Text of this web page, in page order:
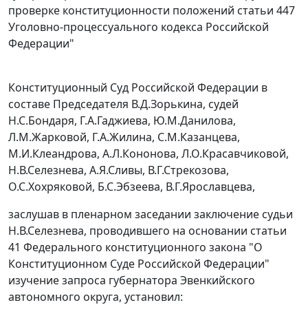
проверке конституционности положений статьи 447
Уголовно-процессуального кодекса Российской
Федерации"
Конституционный Суд Российской Федерации в
составе Председателя В.Д.Зорькина, судей
Н.С.Бондаря, Г.А.Гаджиева, Ю.М.Данилова,
Л.М.Жарковой, Г.А.Жилина, С.М.Казанцева,
М.И.Клеандрова, А.Л.Кононова, Л.О.Красавчиковой,
Н.В.Селезнева, А.Я.Сливы, В.Г.Стрекозова,
О.С.Хохряковой, Б.С.Эбзеева, В.Г.Ярославцева,
заслушав в пленарном заседании заключение судьи
Н.В.Селезнева, проводившего на основании статьи
41 Федерального конституционного закона "О
Конституционном Суде Российской Федерации"
изучение запроса губернатора Эвенкийского
автономного округа, установил: